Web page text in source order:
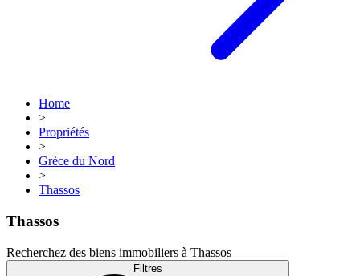
Home
>
Propriétés
>
Grèce du Nord
>
Thassos
Thassos
Recherchez des biens immobiliers à Thassos
Filtres